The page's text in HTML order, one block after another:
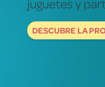
Fotografías
mundo de